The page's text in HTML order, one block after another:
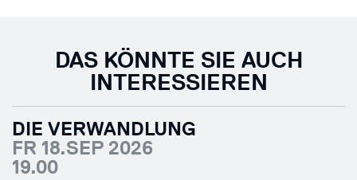
DAS KÖNNTE SIE AUCH
INTERESSIEREN
DIE VERWANDLUNG
FR 18.SEP 2026
19.00